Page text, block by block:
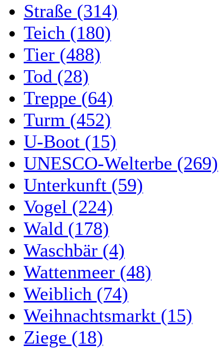
Straße (314)
Teich (180)
Tier (488)
Tod (28)
Treppe (64)
Turm (452)
U-Boot (15)
UNESCO-Welterbe (269)
Unterkunft (59)
Vogel (224)
Wald (178)
Waschbär (4)
Wattenmeer (48)
Weiblich (74)
Weihnachtsmarkt (15)
Ziege (18)